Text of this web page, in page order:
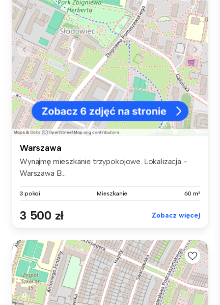
Warszawa
Wynajmę mieszkanie trzypokojowe. Lokalizacja -
Warszawa B...
3 pokoi Mieszkanie 60 m²
3 500 zł Zobacz więcej